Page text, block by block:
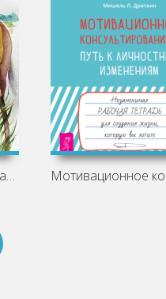
Основные аспекты романа «Казачий крест»